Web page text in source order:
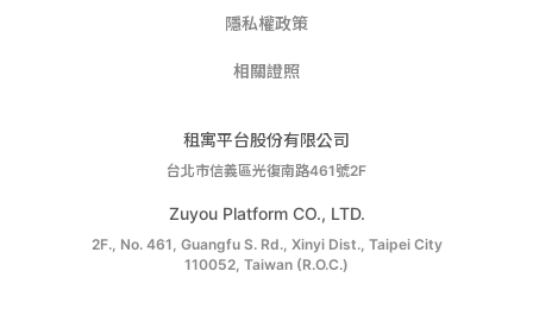
隱私權政策
相關證照
租寓平台股份有限公司
台北市信義區光復南路461號2F
Zuyou Platform CO., LTD.
2F., No. 461, Guangfu S. Rd., Xinyi Dist., Taipei City
110052, Taiwan (R.O.C.)